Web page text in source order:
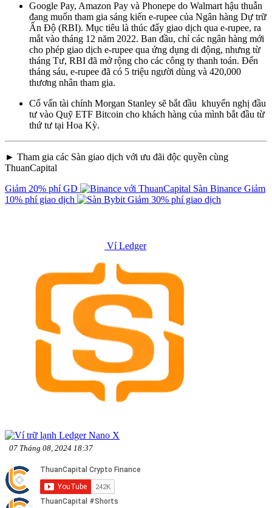
Google Pay, Amazon Pay và Phonepe do Walmart hậu thuẫn
đang muốn tham gia sáng kiến e-rupee của Ngân hàng Dự trữ
Ấn Độ (RBI). Mục tiêu là thúc đẩy giao dịch qua e-rupee, ra
mắt vào tháng 12 năm 2022. Ban đầu, chỉ các ngân hàng mới
cho phép giao dịch e-rupee qua ứng dụng di động, nhưng từ
tháng Tư, RBI đã mở rộng cho các công ty thanh toán. Đến
tháng sáu, e-rupee đã có 5 triệu người dùng và 420,000
thương nhân tham gia.
Cố vấn tài chính Morgan Stanley sẽ bắt đầu khuyến nghị đầu
tư vào Quỹ ETF Bitcoin cho khách hàng của mình bắt đầu từ
thứ tư tại Hoa Kỳ.
► Tham gia các Sàn giao dịch với ưu đãi độc quyền cùng
ThuanCapital
Giảm 20% phí GD
Sàn Binance Giảm
10% phí giao dịch
Giảm 30% phí giao dịch
Ví Ledger
07 Tháng 08, 2024 18:37